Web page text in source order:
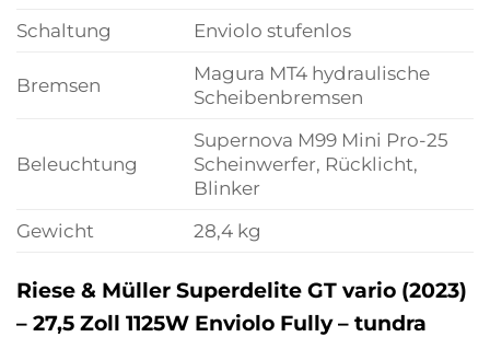
Schaltung
Enviolo stufenlos
Bremsen
Magura MT4 hydraulische
Scheibenbremsen
Beleuchtung
Supernova M99 Mini Pro-25
Scheinwerfer, Rücklicht,
Blinker
Gewicht
28,4 kg
Riese & Müller Superdelite GT vario (2023)
– 27,5 Zoll 1125W Enviolo Fully – tundra